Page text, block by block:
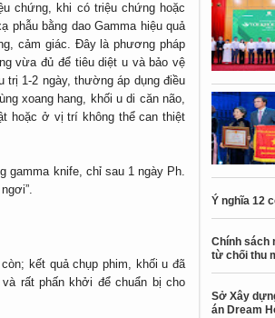
chứng, khi có triệu chứng hoặc
phẫu bằng dao Gamma hiệu quả
cảm giác. Đây là phương pháp
vừa đủ để tiêu diệt u và bảo vệ
trị 1-2 ngày, thường áp dụng điều
xoang hang, khối u di căn não,
hoặc ở vị trí không thể can thiệt
gamma knife, chỉ sau 1 ngày Ph.
kết quả chụp phim, khối u đã
rất phấn khởi để chuẩn bị cho
Ý nghĩa 12
Chính sách
từ chối thu
Sở Xây
án Dream